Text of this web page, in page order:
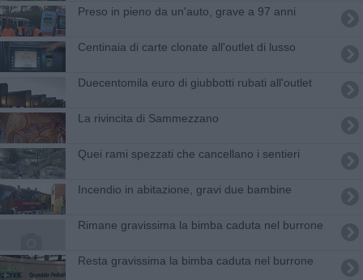
Preso in pieno da un'auto, grave a 97 anni
Centinaia di carte clonate all'outlet di lusso
Duecentomila euro di giubbotti rubati all'outlet
La rivincita di Sammezzano
Quei rami spezzati che cancellano i sentieri
Incendio in abitazione, gravi due bambine
Rimane gravissima la bimba caduta nel burrone
Resta gravissima la bimba caduta nel burrone